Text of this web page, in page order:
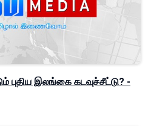
புதிய இலங்கை கடவுச்சீட்டு? -